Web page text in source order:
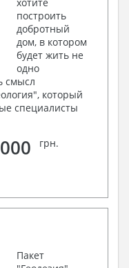
построить
добротный
дом, в котором
будет жить не
одно
смысл
который
специалисты
грн.
Пакет